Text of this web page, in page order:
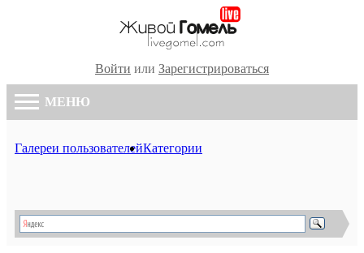
Войти или Зарегистрироваться
МЕНЮ
Галереи пользователейКатегории